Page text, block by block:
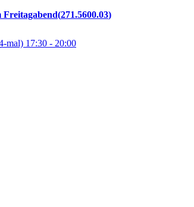
Freitagabend 271.5600.03
mal) 17:30 - 20:00